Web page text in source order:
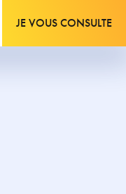
JE VOUS CONSULTE